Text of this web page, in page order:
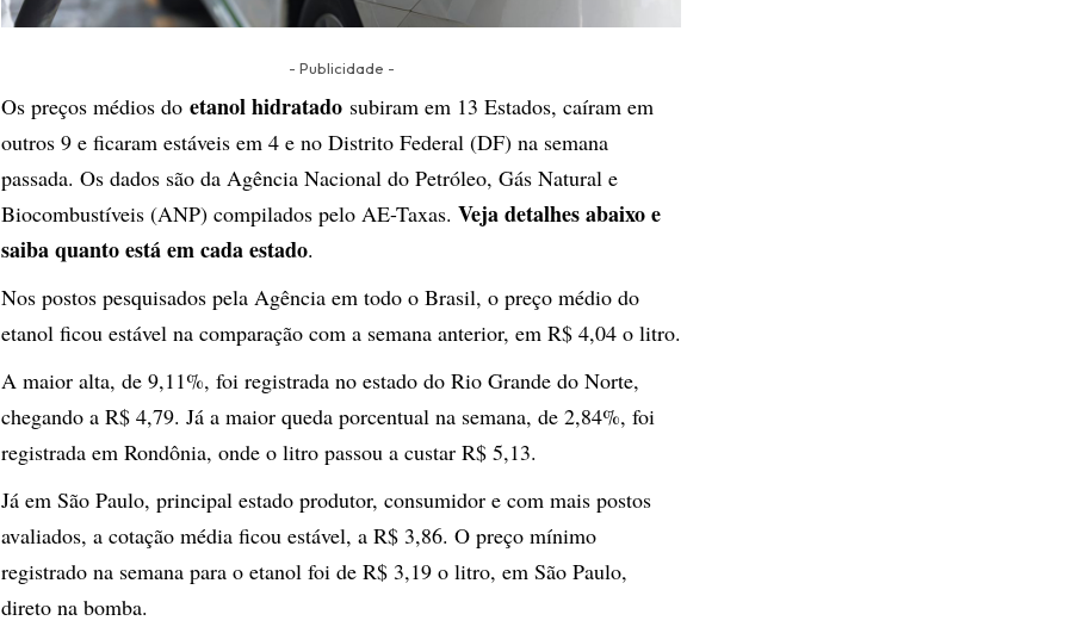
- Publicidade -
Os preços médios do etanol hidratado subiram em 13 Estados, caíram em
outros 9 e ficaram estáveis em 4 e no Distrito Federal (DF) na semana
passada. Os dados são da Agência Nacional do Petróleo, Gás Natural e
Biocombustíveis (ANP) compilados pelo AE-Taxas. Veja detalhes abaixo e
saiba quanto está em cada estado.
Nos postos pesquisados pela Agência em todo o Brasil, o preço médio do
etanol ficou estável na comparação com a semana anterior, em R$ 4,04 o litro.
A maior alta, de 9,11%, foi registrada no estado do Rio Grande do Norte,
chegando a R$ 4,79. Já a maior queda porcentual na semana, de 2,84%, foi
registrada em Rondônia, onde o litro passou a custar R$ 5,13.
Já em São Paulo, principal estado produtor, consumidor e com mais postos
avaliados, a cotação média ficou estável, a R$ 3,86. O preço mínimo
registrado na semana para o etanol foi de R$ 3,19 o litro, em São Paulo,
direto na bomba.